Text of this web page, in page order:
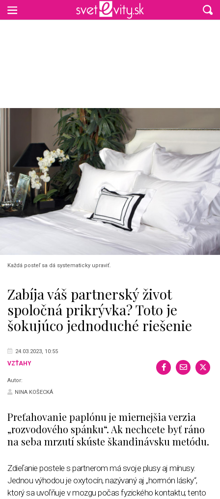
Každá posteľ sa dá systematicky upraviť.
Zabíja váš partnerský život
spoločná prikrývka? Toto je
šokujúco jednoduché riešenie
24.03.2023, 10:55
VZŤAHY
Autor:
NINA KOŠECKÁ
Preťahovanie paplónu je miernejšia verzia
„rozvodového spánku“. Ak nechcete byť ráno
na seba mrzutí skúste škandinávsku metódu.
Zdieľanie postele s partnerom má svoje plusy aj mínusy.
Jednou výhodou je oxytocín, nazývaný aj „hormón lásky“,
ktorý sa uvoľňuje v mozgu počas fyzického kontaktu; tento